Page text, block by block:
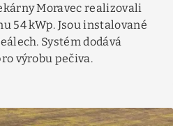
Moravec realizovali
54 kWp. Jsou instalované
Systém dodává
výrobu pečiva.